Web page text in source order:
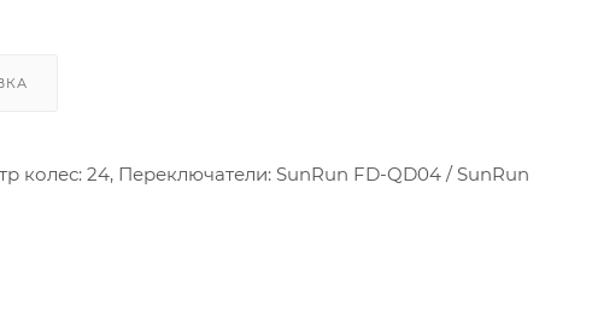
колес: 24, Переключатели: SunRun FD-QD04 / SunRun